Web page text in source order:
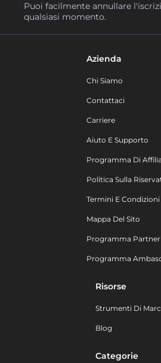
Puoi facilmente annullare
qualsiasi momento.
Azienda
Chi Siamo
Contattaci
Carriere
Aiuto E Supporto
Programma Di
Politica Sulla
Termini E Condizioni
Mappa Del Sito
Programma Partner
Programma
Risorse
Strumenti Di
Blog
Categorie